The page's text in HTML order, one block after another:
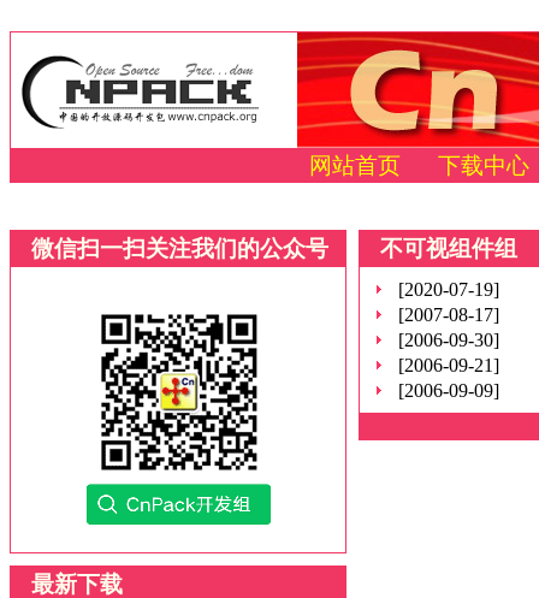
网站首页 下载中心
微信扫一扫关注我们的公众号
最新下载
不可视组件组
[2020-07-19]
[2007-08-17]
[2006-09-30]
[2006-09-21]
[2006-09-09]